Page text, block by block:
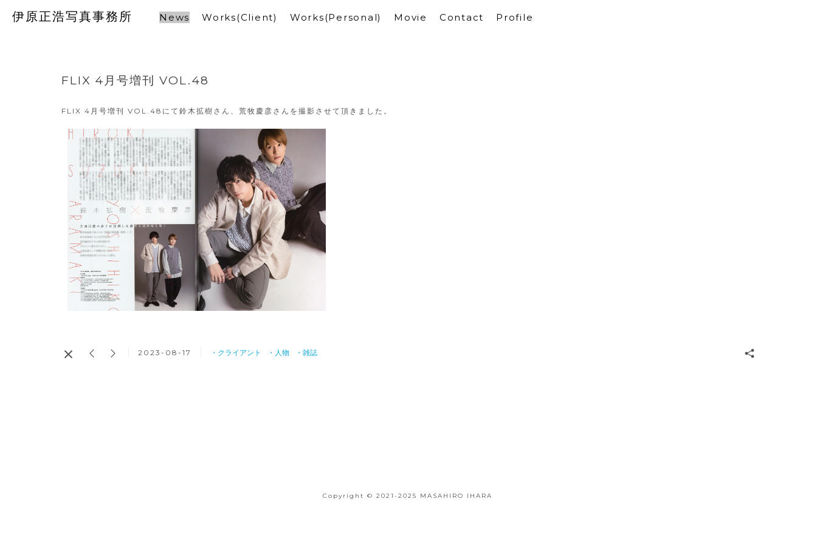
伊原正浩写真事務所 News Works(Client) Works(Personal) Movie Contact Profile
FLIX 4月号増刊 VOL.48
FLIX 4月号増刊 VOL.48にて鈴木拡樹さん、荒牧慶彦さんを撮影させて頂きました。
2023-08-17 ・クライアント ・人物 ・雑誌
Copyright © 2021-2025 MASAHIRO IHARA